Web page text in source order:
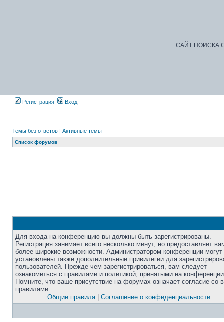
САЙТ ПОИСКА
Регистрация Вход
Темы без ответов | Активные темы
Список форумов
Для входа на конференцию вы должны быть зарегистрированы.
Регистрация занимает всего несколько минут, но предоставляет
более широкие возможности. Администратором конференции
установлены также дополнительные привилегии для
пользователей. Прежде чем зарегистрироваться, вам следует
ознакомиться с правилами и политикой, принятыми на
Помните, что ваше присутствие на форумах означает согласие со
правилами.
Общие правила| Соглашение о конфиденциальности